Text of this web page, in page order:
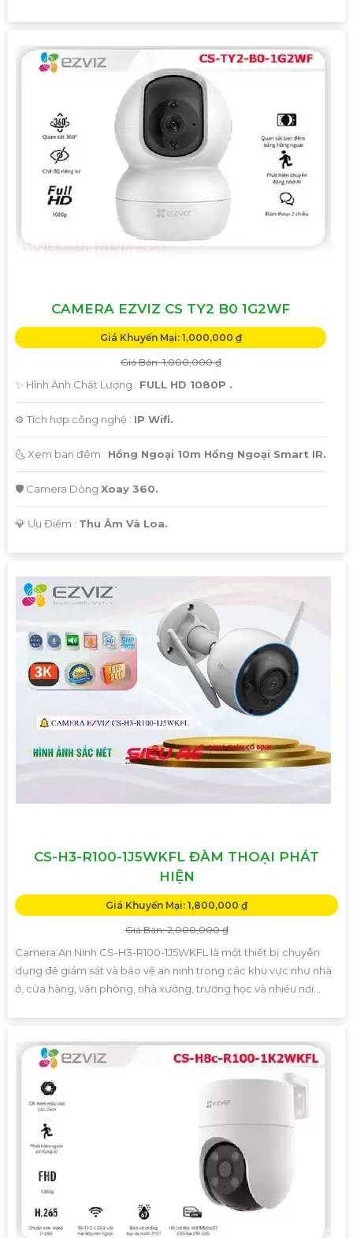
CAMERA EZVIZ CS TY2 B0 1G2WF
Giá Khuyến Mại: 1,000,000 ₫
Giá Bán: 1,000,000 ₫
✨ Hình Ành Chất Lượng : FULL HD 1080P .
⚙ Tích hợp công nghệ : IP Wifi.
🌜 Xem ban đêm : Hồng Ngoại 10m Hồng Ngoại Smart IR.
🛡 Camera Dòng Xoay 360.
️💎 Ưu Điểm : Thu Âm Và Loa.
CS-H3-R100-1J5WKFL ĐÀM THOẠI PHÁT
HIỆN
Giá Khuyến Mại: 1,800,000 ₫
Giá Bán: 2,000,000 ₫
Camera An Ninh CS-H3-R100-1J5WKFL là một thiết bị chuyên
dụng để giám sát và bảo vệ an ninh trong các khu vực như nhà
ở, cửa hàng, văn phòng, nhà xưởng, trường học và nhiều nơi...